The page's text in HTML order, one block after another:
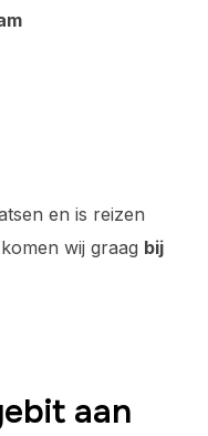
en is reizen
wij graag bij
aan